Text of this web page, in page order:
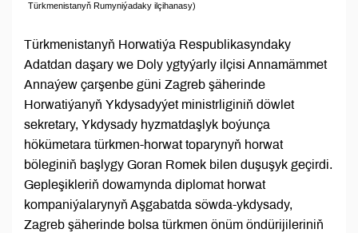
Türkmenistanyň Rumyniýadaky ilçihanasy)
Türkmenistanyň Horwatiýa Respublikasyndaky
Adatdan daşary we Doly ygtyýarly ilçisi Annamämmet
Annaýew çarşenbe güni Zagreb şäherinde
Horwatiýanyň Ykdysadyýet ministrliginiň döwlet
sekretary, Ykdysady hyzmatdaşlyk boýunça
hökümetara türkmen-horwat toparynyň horwat
böleginiň başlygy Goran Romek bilen duşuşyk geçirdi.
Gepleşikleriň dowamynda diplomat horwat
kompaniýalarynyň Aşgabatda söwda-ykdysady,
Zagreb şäherinde bolsa türkmen önüm öndürijileriniň